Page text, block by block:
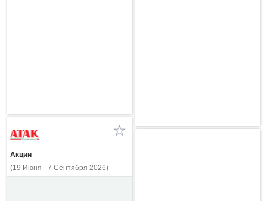
Акции
(19 Июня - 7 Сентября 2026)